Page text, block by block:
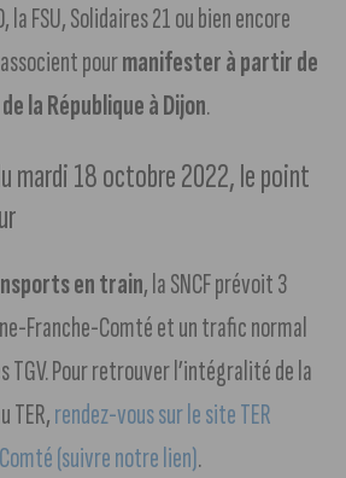
la FSU, Solidaires 21 ou bien encore
pourmanifester à partir de
la République à Dijon.
mardi 18 octobre 2022, le point
en train, la SNCF prévoit 3
Franche-Comté et un trafic normal
TGV. Pour retrouver l’intégralité de la
TER,rendez-vous sur le site TER
(suivre notre lien).